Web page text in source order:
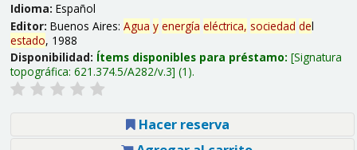
Idioma: Español
Editor: Buenos Aires: Agua y energía eléctrica, sociedad del
estado, 1988
Disponibilidad: Ítems disponibles para préstamo: Signatura
topográfica: 621.374.5/A282/v.3 (1).
Hacer reserva